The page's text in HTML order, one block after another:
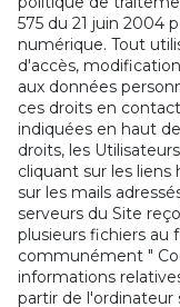
575 du 21 juin 2004
numérique. Tout
d'accès,
aux données
ces droits en
indiquées en haut
droits, les
cliquant sur les
sur les mails
serveurs du Site
plusieurs fichiers au
communément "
informations
partir de l'ordinateur